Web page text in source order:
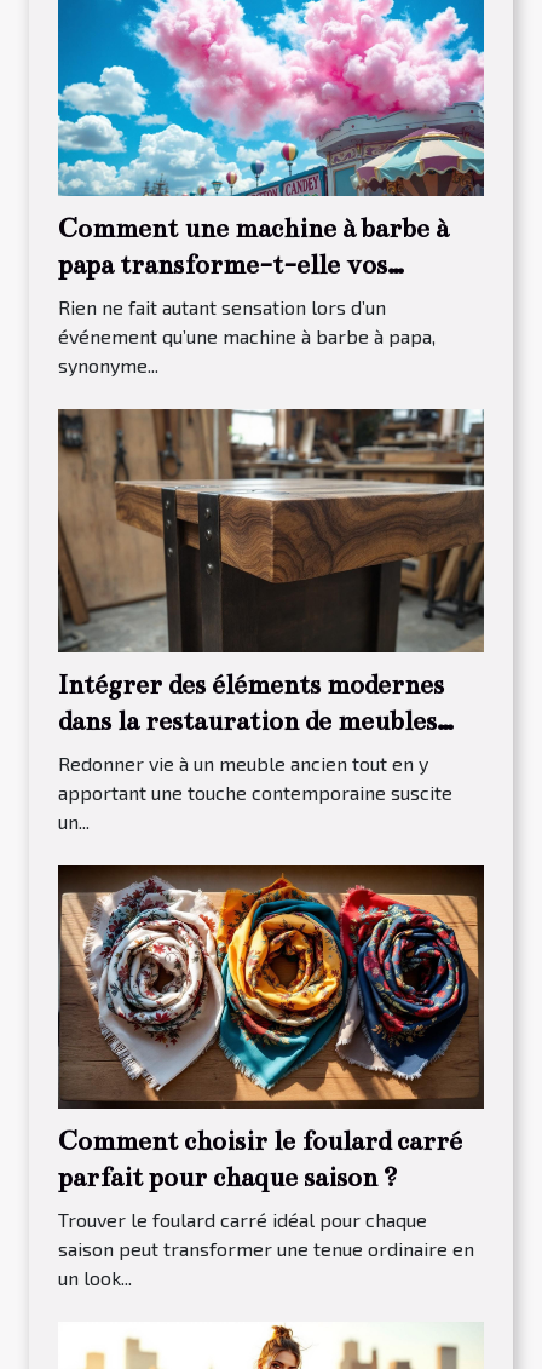
Comment une machine à barbe à
papa transforme-t-elle vos
événements ?
Rien ne fait autant sensation lors d’un
événement qu’une machine à barbe à papa,
synonyme...
Intégrer des éléments modernes
dans la restauration de meubles
traditionnels
Redonner vie à un meuble ancien tout en y
apportant une touche contemporaine suscite
un...
Comment choisir le foulard carré
parfait pour chaque saison ?
Trouver le foulard carré idéal pour chaque
saison peut transformer une tenue ordinaire en
un look...